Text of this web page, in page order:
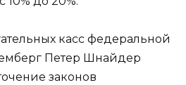
касс федеральной
Петер Шнайдер
законов